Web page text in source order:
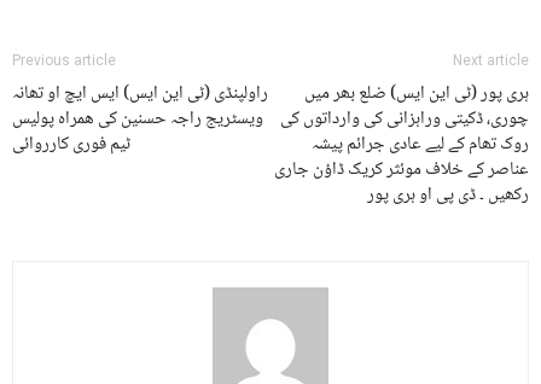
Previous article
راولپنڈی (ٹی این ایس) ایس ایچ او تھانہ
ویسٹریج راجہ حسنین کی ھمراہ پولیس
ٹیم فوری کارروائی
Next article
ہری پور (ٹی این ایس) ضلع بھر میں
چوری، ڈکیتی وراہزانی کی وارداتوں کی
روک تھام کے لیے عادی جرائم پیشہ
عناصر کے خلاف موئثر کریک ڈاؤن جاری
رکھیں ۔ ڈی پی او ہری پور